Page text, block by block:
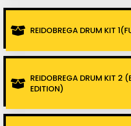
REIDOBREGA DRUM KIT
REIDOBREGA DRUM KIT 2
EDITION)